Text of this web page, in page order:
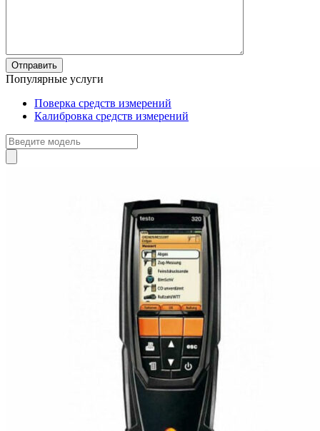
Популярные услуги
Поверка средств измерений
Калибровка средств измерений